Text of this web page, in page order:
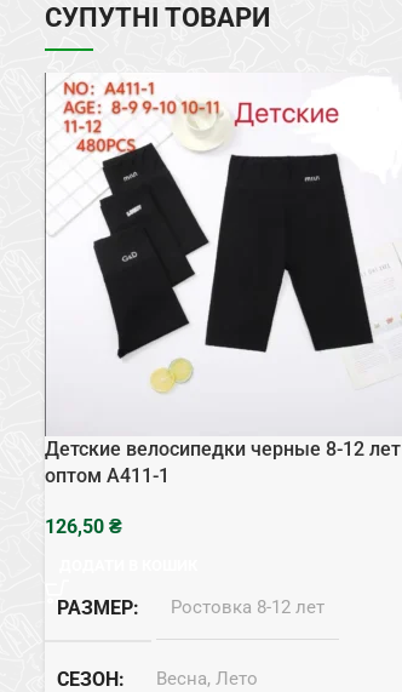
СУПУТНІ ТОВАРИ
Детские велосипедки черные 8-12 лет
оптом A411-1
₴
РАЗМЕР Ростовка 8-12 лет
СЕЗОН Весна, Лето